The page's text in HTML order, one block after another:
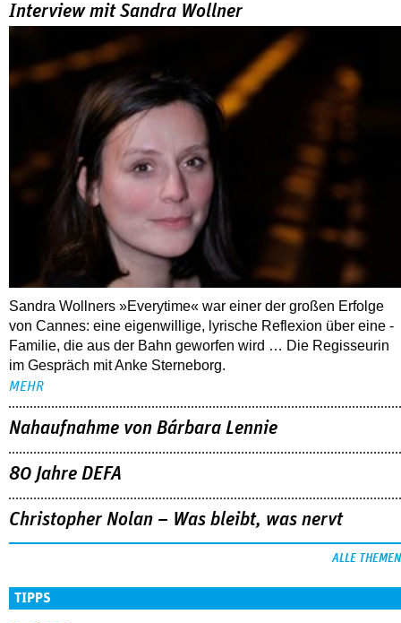
Interview mit Sandra Wollner
Sandra Wollners »Everytime« war einer der großen Erfolge
von Cannes: eine eigenwillige, lyrische Reflexion über eine ­
Familie, die aus der Bahn geworfen wird … Die Regisseurin
im Gespräch mit Anke Sterneborg.
MEHR
Nahaufnahme von Bárbara Lennie
80 Jahre DEFA
Christopher Nolan – Was bleibt, was nervt
ALLE THEMEN
TIPPS